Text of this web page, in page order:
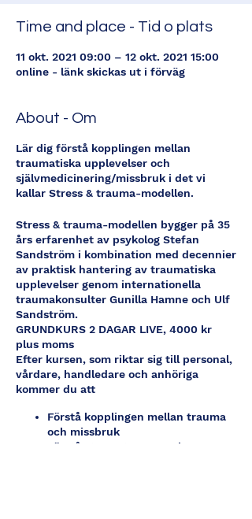
Time and place - Tid o plats
11 okt. 2021 09:00 – 12 okt. 2021 15:00
online - länk skickas ut i förväg
About - Om
Lär dig förstå kopplingen mellan
traumatiska upplevelser och
självmedicinering/missbruk i det vi
kallar Stress & trauma-modellen.
Stress & trauma-modellen bygger på 35
års erfarenhet av psykolog Stefan
Sandström i kombination med decennier
av praktisk hantering av traumatiska
upplevelser genom internationella
traumakonsulter Gunilla Hamne och Ulf
Sandström.
GRUNDKURS 2 DAGAR LIVE, 4000 kr
plus moms
Efter kursen, som riktar sig till personal,
vårdare, handledare och anhöriga
kommer du att
Förstå kopplingen mellan trauma
och missbruk
Förstå stress, trauma och